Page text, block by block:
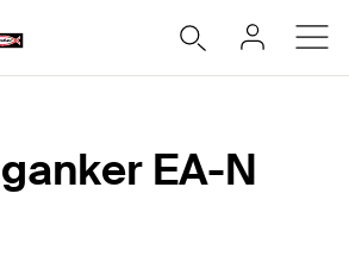
EA-N